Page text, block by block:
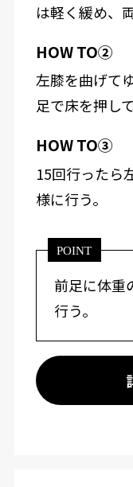
は軽く緩め、
HOW TO②
左膝を曲げて
足で床を押し
HOW TO③
15回行ったら
様に行う。
POINT
前足に体重
行う。